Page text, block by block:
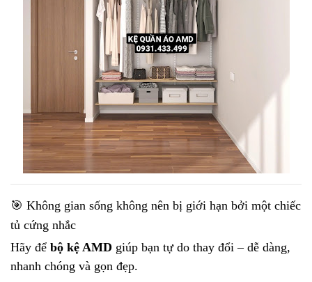
🎯 Không gian sống không nên bị giới hạn bởi một chiếc
tủ cứng nhắc
Hãy để bộ kệ AMD giúp bạn tự do thay đổi – dễ dàng,
nhanh chóng và gọn đẹp.